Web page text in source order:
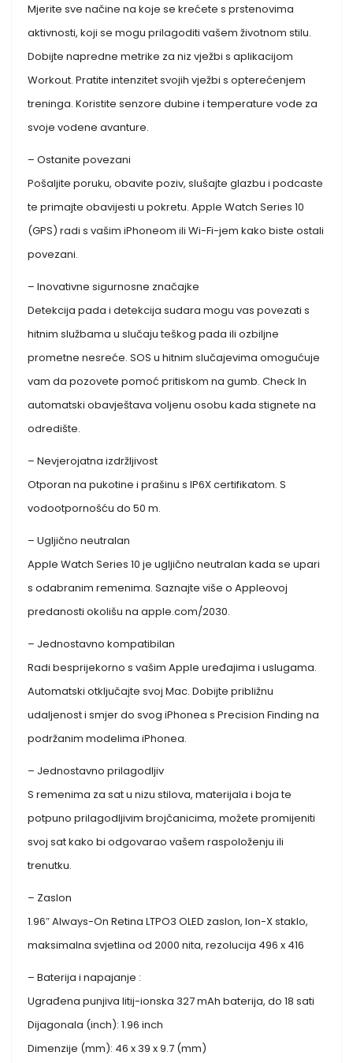
Mjerite sve načine na koje se krećete s prstenovima
aktivnosti, koji se mogu prilagoditi vašem životnom stilu.
Dobijte napredne metrike za niz vježbi s aplikacijom
Workout. Pratite intenzitet svojih vježbi s opterećenjem
treninga. Koristite senzore dubine i temperature vode za
svoje vodene avanture.
– Ostanite povezani
Pošaljite poruku, obavite poziv, slušajte glazbu i podcaste
te primajte obavijesti u pokretu. Apple Watch Series 10
(GPS) radi s vašim iPhoneom ili Wi-Fi-jem kako biste ostali
povezani.
– Inovativne sigurnosne značajke
Detekcija pada i detekcija sudara mogu vas povezati s
hitnim službama u slučaju teškog pada ili ozbiljne
prometne nesreće. SOS u hitnim slučajevima omogućuje
vam da pozovete pomoć pritiskom na gumb. Check In
automatski obavještava voljenu osobu kada stignete na
odredište.
– Nevjerojatna izdržljivost
Otporan na pukotine i prašinu s IP6X certifikatom. S
vodootpornošću do 50 m.
– Ugljično neutralan
Apple Watch Series 10 je ugljično neutralan kada se upari
s odabranim remenima. Saznajte više o Appleovoj
predanosti okolišu na apple.com/2030.
– Jednostavno kompatibilan
Radi besprijekorno s vašim Apple uređajima i uslugama.
Automatski otključajte svoj Mac. Dobijte približnu
udaljenost i smjer do svog iPhonea s Precision Finding na
podržanim modelima iPhonea.
– Jednostavno prilagodljiv
S remenima za sat u nizu stilova, materijala i boja te
potpuno prilagodljivim brojčanicima, možete promijeniti
svoj sat kako bi odgovarao vašem raspoloženju ili
trenutku.
– Zaslon
1.96″ Always-On Retina LTPO3 OLED zaslon, Ion-X staklo,
maksimalna svjetlina od 2000 nita, rezolucija 496 x 416
– Baterija i napajanje :
Ugrađena punjiva litij-ionska 327 mAh baterija, do 18 sati
Dijagonala (inch): 1.96 inch
Dimenzije (mm): 46 x 39 x 9.7 (mm)